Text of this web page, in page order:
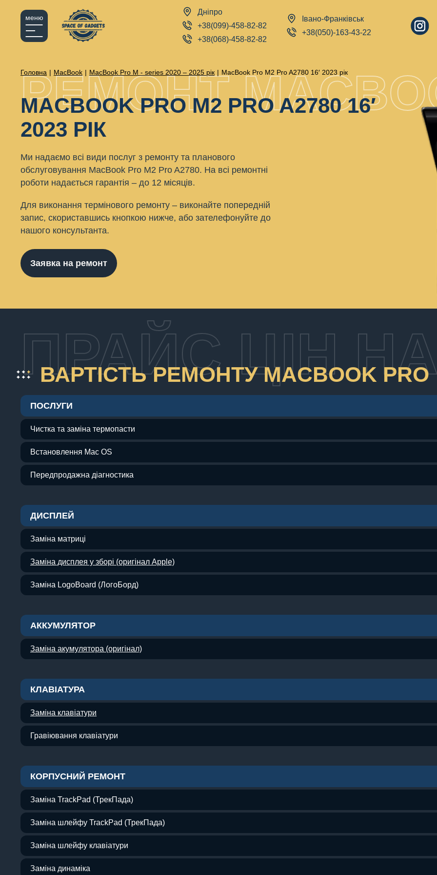
меню
Дніпро
+38(099)-458-82-82
+38(068)-458-82-82
Івано-Франківськ
+38(050)-163-43-22
Головна | MacBook | MacBook Pro M - series 2020 – 2025 рік | MacBook Pro M2 Pro A2780 16′ 2023 рік
РЕМОНТ
MACBOOK PRO M2 PRO A2780 16′
2023 РІК
Ми надаємо всі види послуг з ремонту та планового
обслуговування MacBook Pro M2 Pro A2780. На всі ремонтні
роботи надається гарантія – до 12 місяців.
Для виконання термінового ремонту – виконайте попередній
запис, скориставшись кнопкою нижче, або зателефонуйте до
нашого консультанта.
Заявка на ремонт
ПРАЙС ЦІН
ВАРТІСТЬ РЕМОНТУ MACBOOK PRO
ПОСЛУГИ
Чистка та заміна термопасти
Встановлення Mac OS
Передпродажна діагностика
ДИСПЛЕЙ
Заміна матриці
Заміна дисплея у зборі (оригінал Apple)
Заміна LogoBoard (ЛогоБорд)
АККУМУЛЯТОР
Заміна акумулятора (оригінал)
КЛАВІАТУРА
Заміна клавіатури
Гравіювання клавіатури
КОРПУСНИЙ РЕМОНТ
Заміна TrackPad (ТрекПада)
Заміна шлейфу TrackPad (ТрекПада)
Заміна шлейфу клавіатури
Заміна динаміка